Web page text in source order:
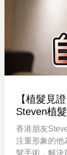
【植髮見
Steven植
香港朋友
注重形象的他
髮手術，解決